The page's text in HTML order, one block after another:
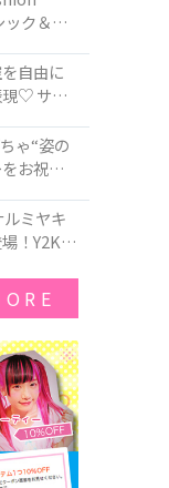
ク＆ロ
自由に
現♡ サマ
記念し
ゃ“姿の
お祝い
「かぼち
ルミヤキ
！Y2Kム